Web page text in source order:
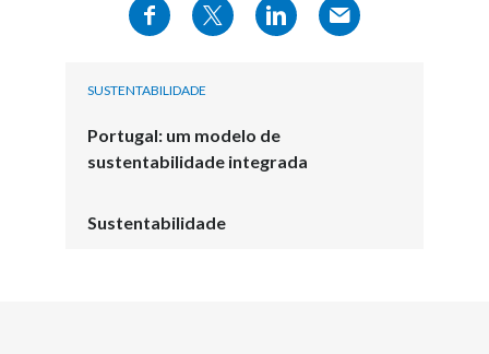
SUSTENTABILIDADE
Portugal: um modelo de
sustentabilidade integrada
Sustentabilidade